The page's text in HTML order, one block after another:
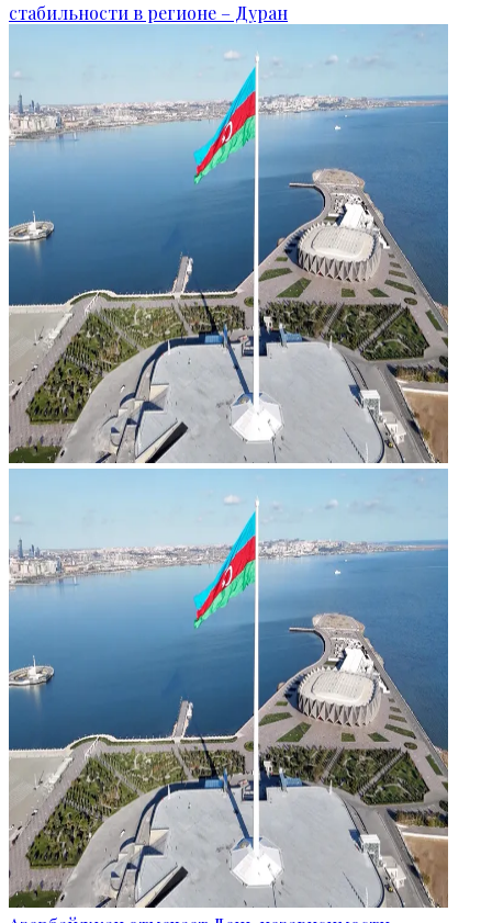
стабильности в регионе – Дуран